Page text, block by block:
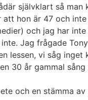
självklart så
hon är 47 och
och jag har
Jag frågade
lessen, vi såg
30 år gammal
och en stämma